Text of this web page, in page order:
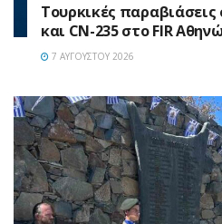
Τουρκικές παραβιάσεις
και CN-235 στο FIR
7 ΑΥΓΟΎΣΤΟΥ 2026